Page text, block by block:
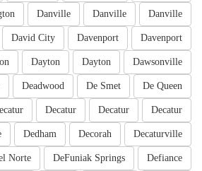
Danville
Danville
Danville
Davenport
Davenport
David City
Dawsonville
Dayton
Dayton
De Queen
De Smet
Deadwood
Decatur
Decatur
Decatur
Decaturville
Decorah
Dedham
Defiance
DeFuniak Springs
Norte